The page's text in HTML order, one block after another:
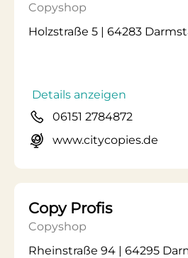
Copyshop
Holzstraße 5 | 64283
Details anzeigen
06151 2784872
www.citycopies.de
Copy Profis
Copyshop
Rheinstraße 94 | 64295